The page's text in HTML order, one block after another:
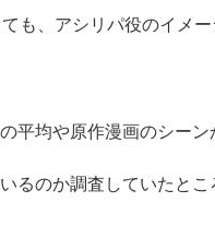
も、アシリパ役のイメ
平均や原作漫画のシーン
るのか調査していたと